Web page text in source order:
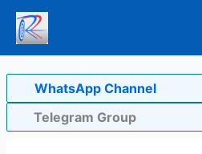
Skip
content
WhatsApp Channel
Telegram Group